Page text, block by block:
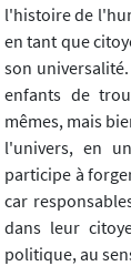
l'histoire de
en tant que
son
enfants de
mêmes, mais
l'univers, en
participe à
car
dans leur
politique, au